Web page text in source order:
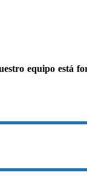
equipo está